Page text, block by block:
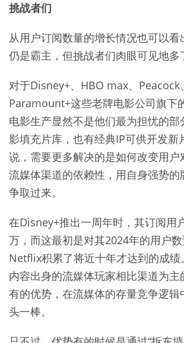
挑战者们
从用户订阅数量的增长情况也可以
仍是霸主，但挑战者们肉眼可见地多
对于Disney+、HBO max、Peacock、
Paramount+这些老牌电影公司旗下
电影生产显然不是他们最为担忧的
影填充片库，也有经典IP可供开发新
说，需要更多解决的是如何改变用
流媒体渠道的依赖性，用自身强势的
争取过来。
在Disney+推出一周年时，其订阅用
万，而这最初是对其2024年的用户
Netflix积累了将近十年才达到的成绩
内容出身的流媒体玩家相比渠道为主
有的优势，在流媒体的存量竞争逻辑
头一棒。